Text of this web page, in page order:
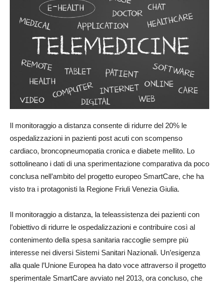
Il monitoraggio a distanza consente di ridurre del 20% le
ospedalizzazioni in pazienti post acuti con scompenso
cardiaco, broncopneumopatia cronica e diabete mellito. Lo
sottolineano i dati di una sperimentazione comparativa da poco
conclusa nell’ambito del progetto europeo SmartCare, che ha
visto tra i protagonisti la Regione Friuli Venezia Giulia.
Il monitoraggio a distanza, la teleassistenza dei pazienti con
l’obiettivo di ridurre le ospedalizzazioni e contribuire così al
contenimento della spesa sanitaria raccoglie sempre più
interesse nei diversi Sistemi Sanitari Nazionali. Un’esigenza
alla quale l’Unione Europea ha dato voce attraverso il progetto
sperimentale SmartCare avviato nel 2013, ora concluso, che